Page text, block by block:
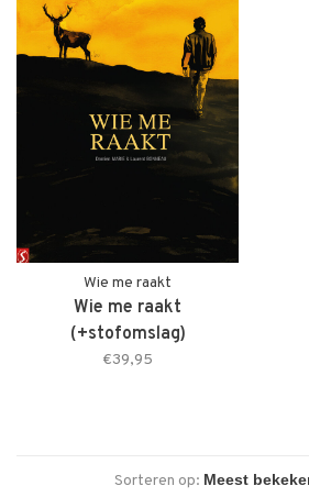
Wie me raakt
Wie me raakt
(+stofomslag)
€39,95
Sorteren op: